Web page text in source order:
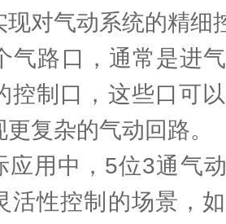
现对气动系统的精细
气路口，通常是进
控制口，这些口可
复杂的气动回路。
应用中，5位3通气
活性控制的场景，